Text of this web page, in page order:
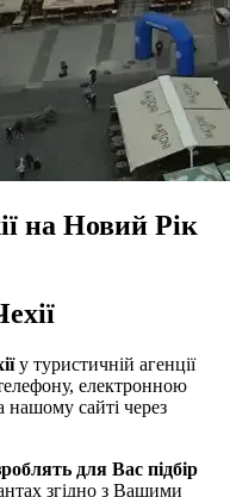
на Новий Рік
у туристичній агенції
електронною
сайті через
для Вас підбір
згідно з Вашими